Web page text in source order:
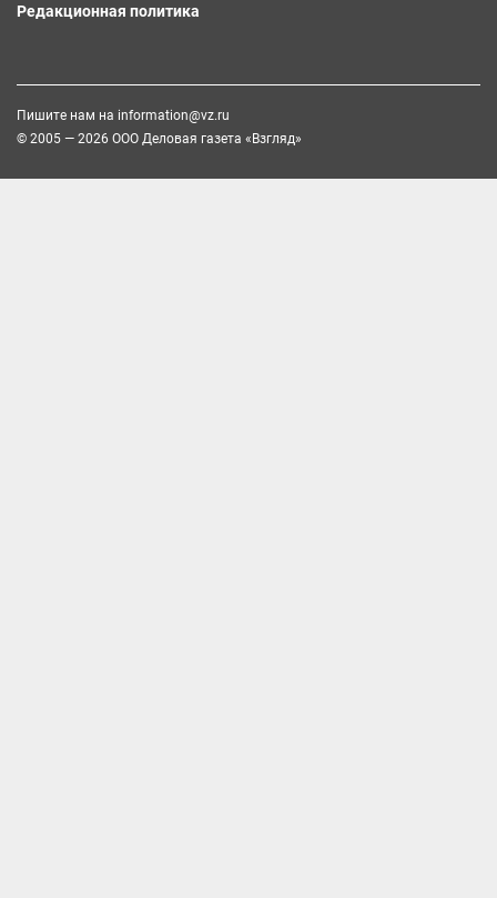
Редакционная политика
Пишите нам на information@vz.ru
© 2005 — 2026 ООО Деловая газета «Взгляд»